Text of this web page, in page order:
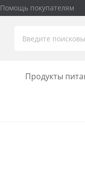
Помощь покупателям
Продукты